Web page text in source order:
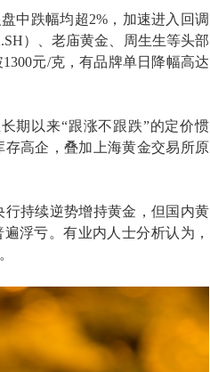
中跌幅均超2%，加速进入回调
）、老庙黄金、周生生等头部
元/克，有品牌单日降幅高达
期以来“跟涨不跟跌”的定价惯
高企，叠加上海黄金交易所原
持续逆势增持黄金，但国内黄
浮亏。有业内人士分析认为，